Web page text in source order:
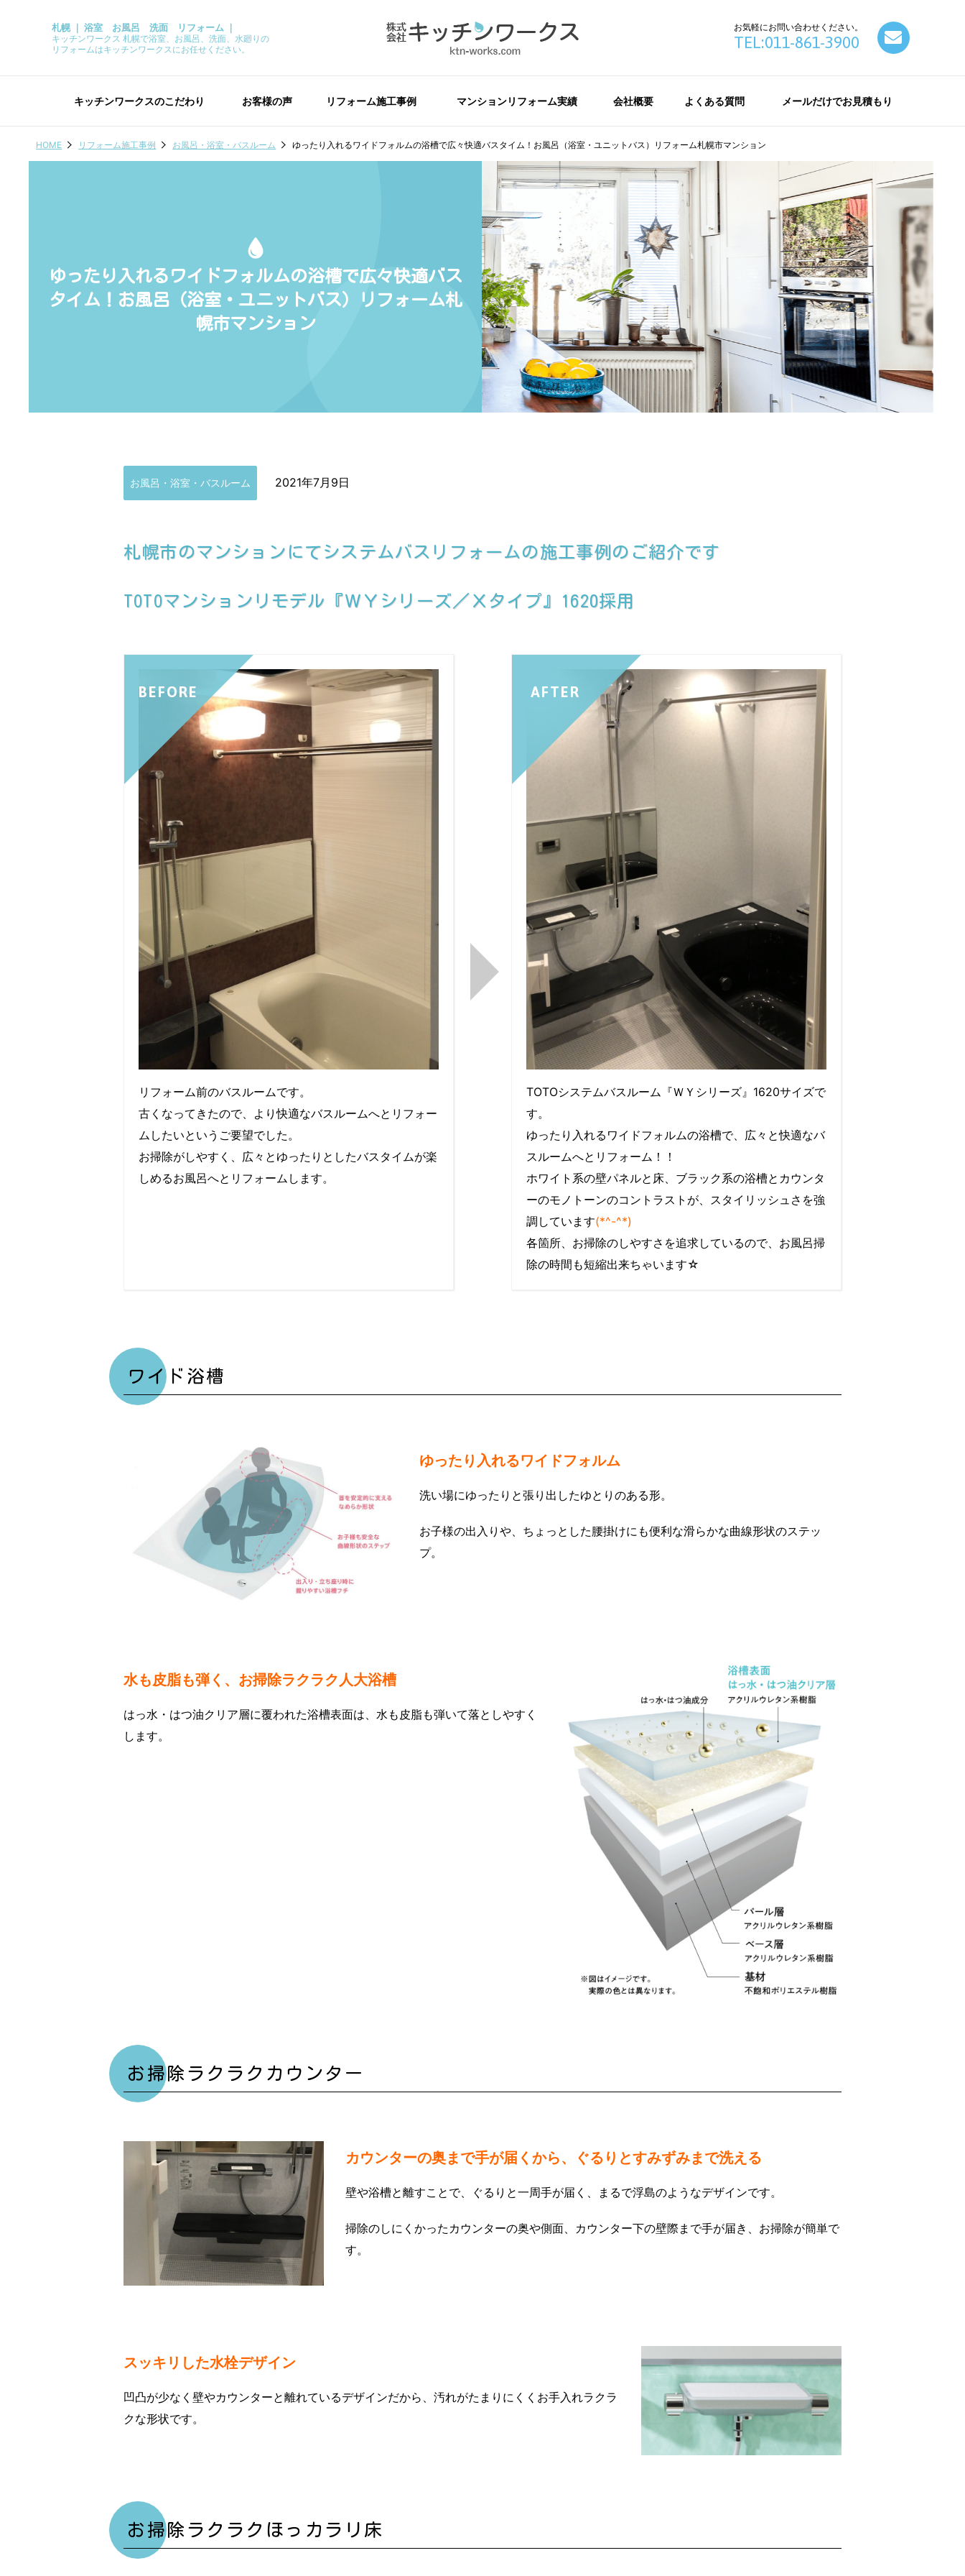
札幌 ｜ 浴室 お風呂 洗面 リフォーム ｜
キッチンワークス 札幌で浴室、お風呂、洗面、水廻りの
リフォームはキッチンワークスにお任せください。
お気軽にお問い合わせください。
TEL:011-861-3900
キッチンワークスのこだわり お客様の声 リフォーム施工事例 マンションリフォーム実績 会社概要 よくある質問 メールだけでお見積もり
HOME リフォーム施工事例 お風呂・浴室・バスルーム ゆったり入れるワイドフォルムの浴槽で広々快適バスタイム！お風呂（浴室・ユニットバス）リフォーム札幌市マンション
ゆったり入れるワイドフォルムの浴槽で広々快適バス
タイム！お風呂（浴室・ユニットバス）リフォーム札
幌市マンション
お風呂・浴室・バスルーム 2021年7月9日
札幌市のマンションにてシステムバスリフォームの施工事例のご紹介です
TOTOマンションリモデル『ＷＹシリーズ／Ｘタイプ』1620採用
BEFORE
リフォーム前のバスルームです。
古くなってきたので、より快適なバスルームへとリフォー
ムしたいというご要望でした。
お掃除がしやすく、広々とゆったりとしたバスタイムが楽
しめるお風呂へとリフォームします。
AFTER
TOTOシステムバスルーム『ＷＹシリーズ』1620サイズで
す。
ゆったり入れるワイドフォルムの浴槽で、広々と快適なバ
スルームへとリフォーム！！
ホワイト系の壁パネルと床、ブラック系の浴槽とカウンタ
ーのモノトーンのコントラストが、スタイリッシュさを強
調しています(*^-^*)
各箇所、お掃除のしやすさを追求しているので、お風呂掃
除の時間も短縮出来ちゃいます☆
ワイド浴槽
ゆったり入れるワイドフォルム
洗い場にゆったりと張り出したゆとりのある形。
お子様の出入りや、ちょっとした腰掛けにも便利な滑らかな曲線形状のステッ
プ。
水も皮脂も弾く、お掃除ラクラク人大浴槽
はっ水・はつ油クリア層に覆われた浴槽表面は、水も皮脂も弾いて落としやすく
します。
お掃除ラクラクカウンター
カウンターの奥まで手が届くから、ぐるりとすみずみまで洗える
壁や浴槽と離すことで、 ぐるりと一周手が届く、まるで浮島のようなデザインです。
掃除のしにくかったカウンターの奥や側面、カウンター下の壁際まで手が届き、お掃除が簡単で
す。
スッキリした水栓デザイン
凹凸が少なく壁やカウンターと離れているデザインだから、汚れがたまりにくくお手入れラクラ
クな形状です。
お掃除ラクラクほっカラリ床